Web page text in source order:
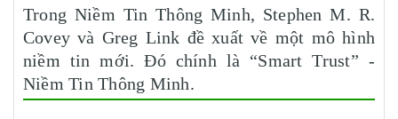
Trong Niềm Tin Thông Minh, Stephen M. R.
Covey và Greg Link đề xuất về một mô hình
niềm tin mới. Đó chính là “Smart Trust” -
Niềm Tin Thông Minh.